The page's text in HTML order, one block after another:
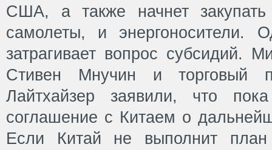
США, а также начнет закупать
самолеты, и энергоносители.
затрагивает вопрос субсидий.
Стивен Мнучин и торговый
Лайтхайзер заявили, что
соглашение с Китаем о
Если Китай не выполнит